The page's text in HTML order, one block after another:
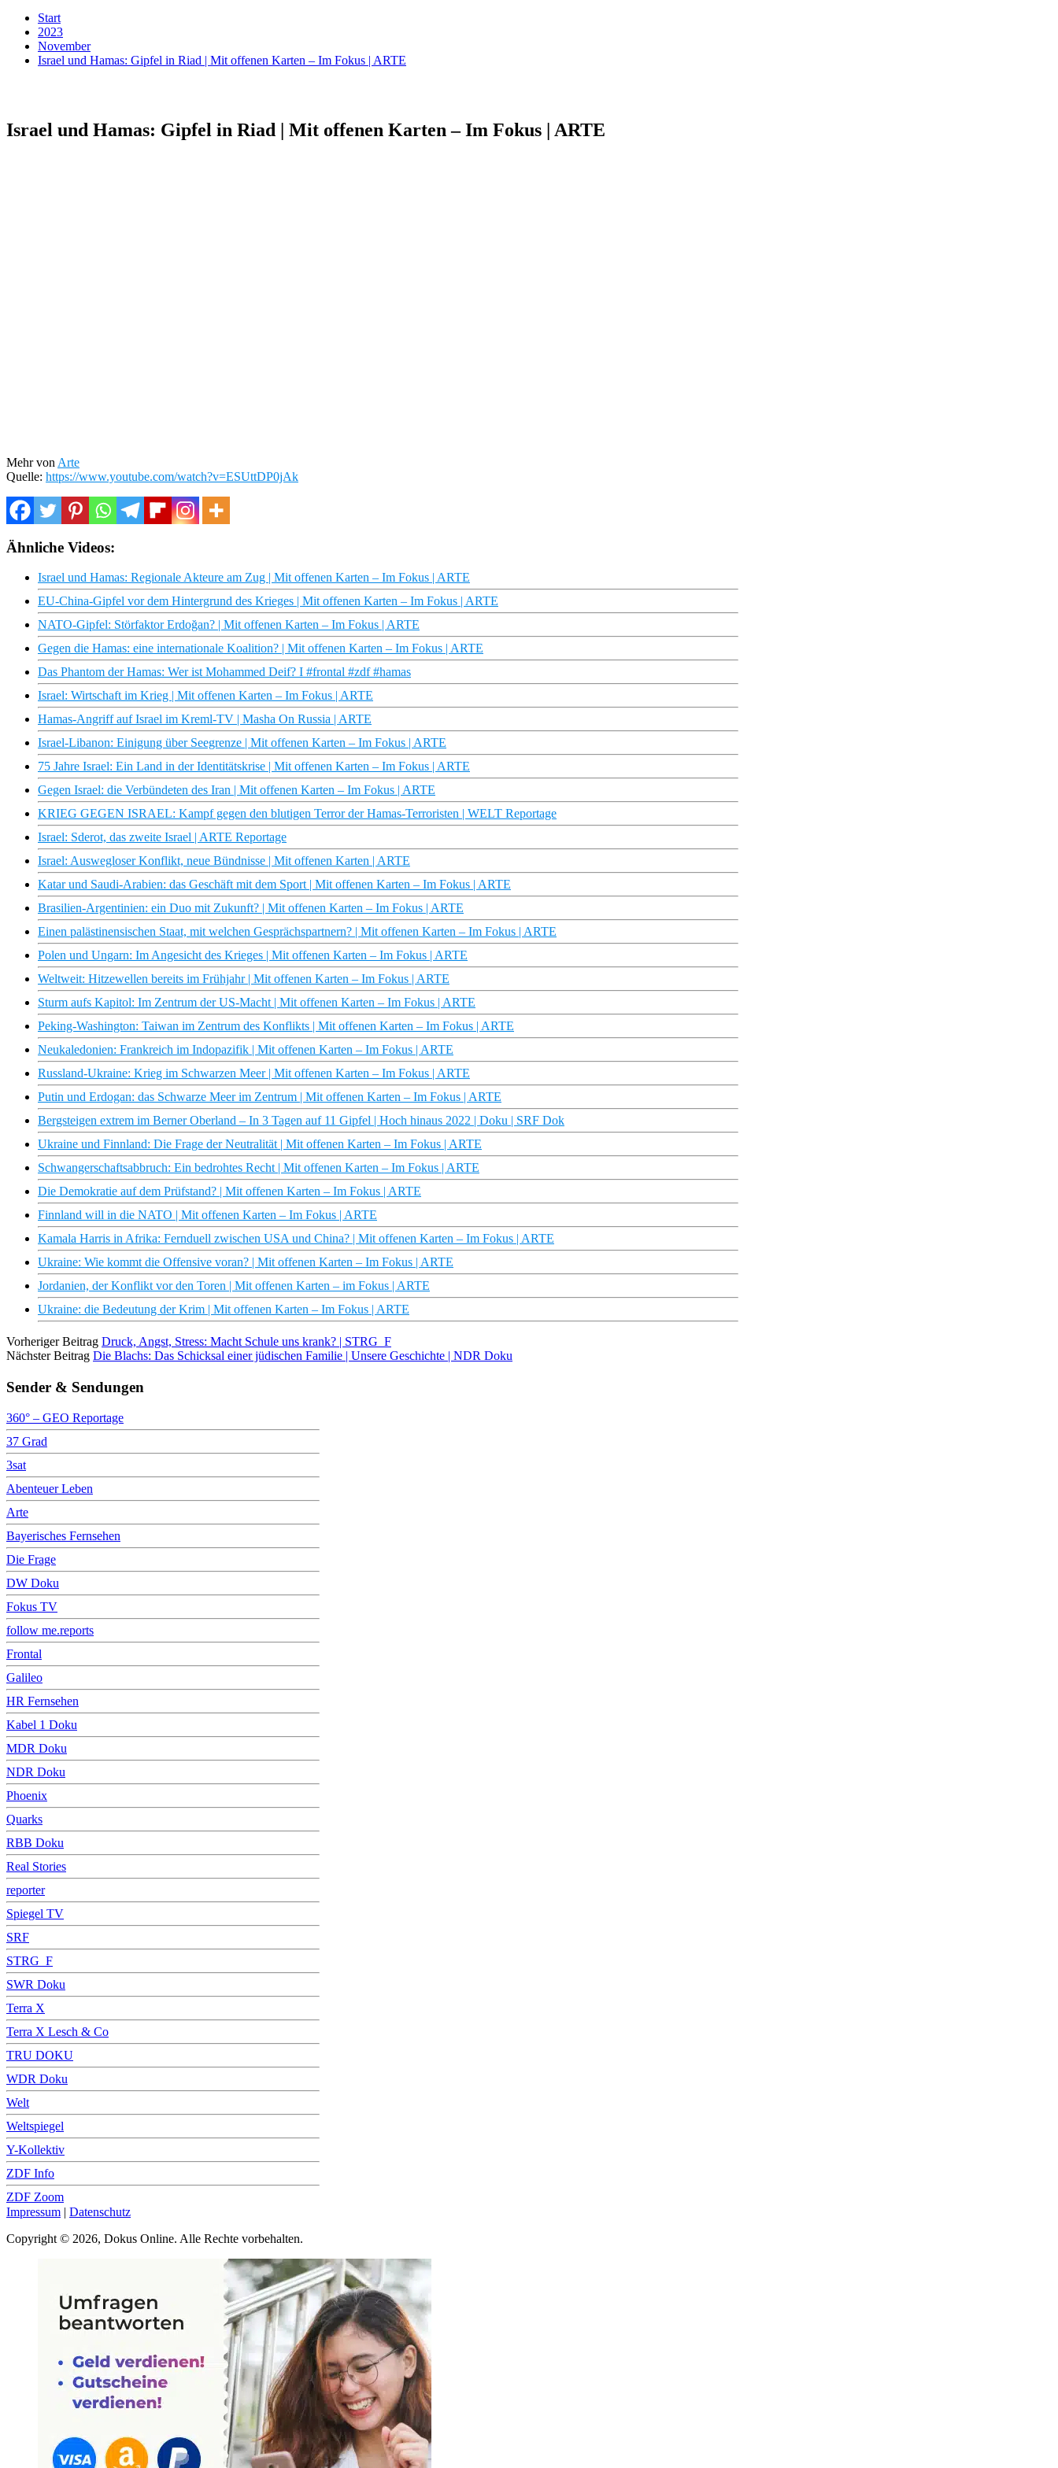
Start
2023
November
Israel und Hamas: Gipfel in Riad | Mit offenen Karten – Im Fokus | ARTE
Israel und Hamas: Gipfel in Riad | Mit offenen Karten – Im Fokus | ARTE
Mehr von Arte
Quelle: https://www.youtube.com/watch?v=ESUttDP0jAk
Ähnliche Videos:
Israel und Hamas: Regionale Akteure am Zug | Mit offenen Karten – Im Fokus | ARTE
EU-China-Gipfel vor dem Hintergrund des Krieges | Mit offenen Karten – Im Fokus | ARTE
NATO-Gipfel: Störfaktor Erdoğan? | Mit offenen Karten – Im Fokus | ARTE
Gegen die Hamas: eine internationale Koalition? | Mit offenen Karten – Im Fokus | ARTE
Das Phantom der Hamas: Wer ist Mohammed Deif? I #frontal #zdf #hamas
Israel: Wirtschaft im Krieg | Mit offenen Karten – Im Fokus | ARTE
Hamas-Angriff auf Israel im Kreml-TV | Masha On Russia | ARTE
Israel-Libanon: Einigung über Seegrenze | Mit offenen Karten – Im Fokus | ARTE
75 Jahre Israel: Ein Land in der Identitätskrise | Mit offenen Karten – Im Fokus | ARTE
Gegen Israel: die Verbündeten des Iran | Mit offenen Karten – Im Fokus | ARTE
KRIEG GEGEN ISRAEL: Kampf gegen den blutigen Terror der Hamas-Terroristen | WELT Reportage
Israel: Sderot, das zweite Israel | ARTE Reportage
Israel: Auswegloser Konflikt, neue Bündnisse | Mit offenen Karten | ARTE
Katar und Saudi-Arabien: das Geschäft mit dem Sport | Mit offenen Karten – Im Fokus | ARTE
Brasilien-Argentinien: ein Duo mit Zukunft? | Mit offenen Karten – Im Fokus | ARTE
Einen palästinensischen Staat, mit welchen Gesprächspartnern? | Mit offenen Karten – Im Fokus | ARTE
Polen und Ungarn: Im Angesicht des Krieges | Mit offenen Karten – Im Fokus | ARTE
Weltweit: Hitzewellen bereits im Frühjahr | Mit offenen Karten – Im Fokus | ARTE
Sturm aufs Kapitol: Im Zentrum der US-Macht | Mit offenen Karten – Im Fokus | ARTE
Peking-Washington: Taiwan im Zentrum des Konflikts | Mit offenen Karten – Im Fokus | ARTE
Neukaledonien: Frankreich im Indopazifik | Mit offenen Karten – Im Fokus | ARTE
Russland-Ukraine: Krieg im Schwarzen Meer | Mit offenen Karten – Im Fokus | ARTE
Putin und Erdogan: das Schwarze Meer im Zentrum | Mit offenen Karten – Im Fokus | ARTE
Bergsteigen extrem im Berner Oberland – In 3 Tagen auf 11 Gipfel | Hoch hinaus 2022 | Doku | SRF Dok
Ukraine und Finnland: Die Frage der Neutralität | Mit offenen Karten – Im Fokus | ARTE
Schwangerschaftsabbruch: Ein bedrohtes Recht | Mit offenen Karten – Im Fokus | ARTE
Die Demokratie auf dem Prüfstand? | Mit offenen Karten – Im Fokus | ARTE
Finnland will in die NATO | Mit offenen Karten – Im Fokus | ARTE
Kamala Harris in Afrika: Fernduell zwischen USA und China? | Mit offenen Karten – Im Fokus | ARTE
Ukraine: Wie kommt die Offensive voran? | Mit offenen Karten – Im Fokus | ARTE
Jordanien, der Konflikt vor den Toren | Mit offenen Karten – im Fokus | ARTE
Ukraine: die Bedeutung der Krim | Mit offenen Karten – Im Fokus | ARTE
Vorheriger Beitrag Druck, Angst, Stress: Macht Schule uns krank? | STRG_F
Nächster Beitrag Die Blachs: Das Schicksal einer jüdischen Familie | Unsere Geschichte | NDR Doku
Sender & Sendungen
360° – GEO Reportage
37 Grad
3sat
Abenteuer Leben
Arte
Bayerisches Fernsehen
Die Frage
DW Doku
Fokus TV
follow me.reports
Frontal
Galileo
HR Fernsehen
Kabel 1 Doku
MDR Doku
NDR Doku
Phoenix
Quarks
RBB Doku
Real Stories
reporter
Spiegel TV
SRF
STRG_F
SWR Doku
Terra X
Terra X Lesch & Co
TRU DOKU
WDR Doku
Welt
Weltspiegel
Y-Kollektiv
ZDF Info
ZDF Zoom
Impressum | Datenschutz
Copyright © 2026, Dokus Online. Alle Rechte vorbehalten.